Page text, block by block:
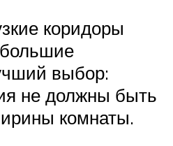
коридоры
выбор:
не должны быть
комнаты.